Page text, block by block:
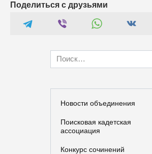
Поделиться с друзьями
Search
for:
Новости объединения
Поисковая кадетская
ассоциация
Конкурс сочинений